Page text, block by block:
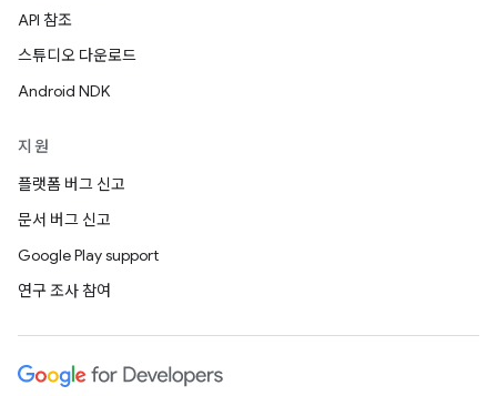
API 참조
스튜디오 다운로드
Android NDK
지원
플랫폼 버그 신고
문서 버그 신고
Google Play support
연구 조사 참여